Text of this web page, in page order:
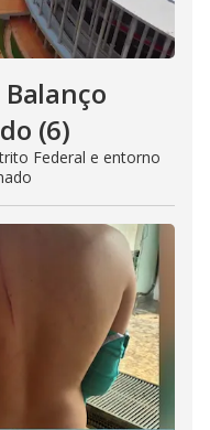
(6)
Federal e entorno